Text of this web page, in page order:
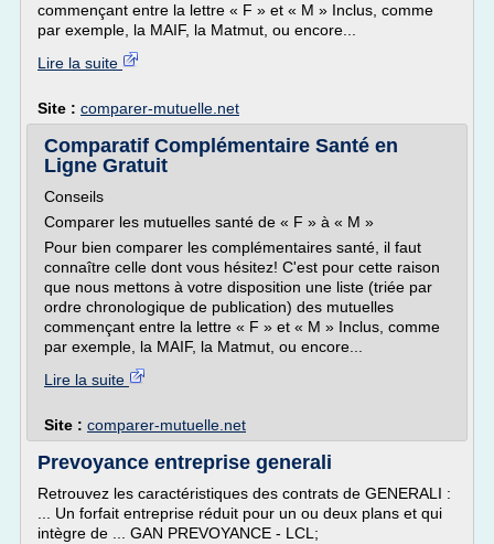
commençant entre la lettre « F » et « M » Inclus, comme
par exemple, la MAIF, la Matmut, ou encore...
Lire la suite
Site : comparer-mutuelle.net
Comparatif Complémentaire Santé en
Ligne Gratuit
Conseils
Comparer les mutuelles santé de « F » à « M »
Pour bien comparer les complémentaires santé, il faut
connaître celle dont vous hésitez! C'est pour cette raison
que nous mettons à votre disposition une liste (triée par
ordre chronologique de publication) des mutuelles
commençant entre la lettre « F » et « M » Inclus, comme
par exemple, la MAIF, la Matmut, ou encore...
Lire la suite
Site : comparer-mutuelle.net
Prevoyance entreprise generali
Retrouvez les caractéristiques des contrats de GENERALI :
... Un forfait entreprise réduit pour un ou deux plans et qui
intègre de ... GAN PREVOYANCE - LCL;